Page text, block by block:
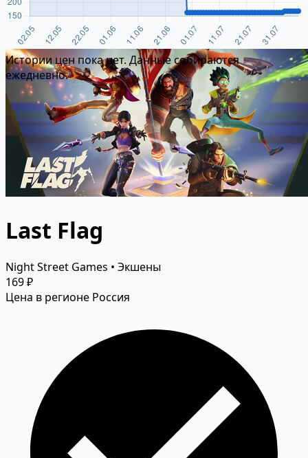
Истории цен пока нет. Данные собираются
ежедневно.
Last Flag
Night Street Games • Экшены
169 ₽
Цена в регионе Россия